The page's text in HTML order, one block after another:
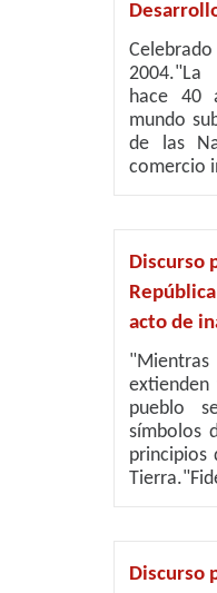
2004."La
hace 40
mundo
de las
comercio
Discurso
acto de
pueblo
símbolos
principios
Discurso